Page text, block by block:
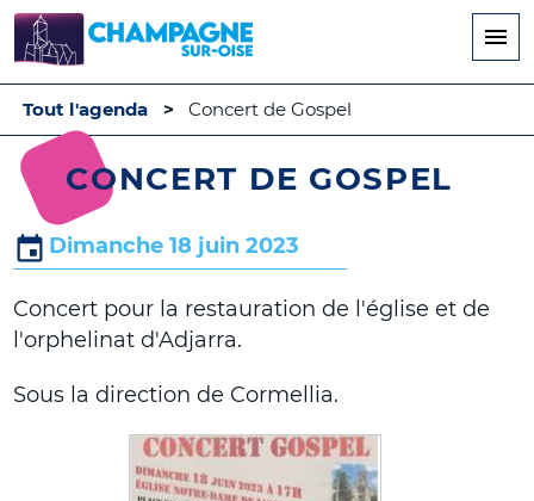
principal
Tout l'agenda Concert de Gospel
CONCERT DE GOSPEL
Dimanche 18 juin 2023
Concert pour la restauration de l'église et de
l'orphelinat d'Adjarra.
Sous la direction de Cormellia.